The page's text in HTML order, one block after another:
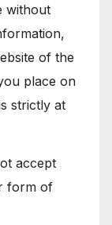
without
of the
place on
strictly at
accept
form of